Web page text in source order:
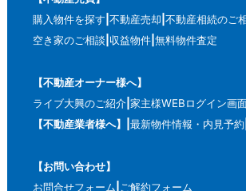
購入物件を探す 不動産売却 不動産相続のご
空き家のご相談 収益物件 無料物件査定
【不動産オーナー様へ】
ライブ大興のご紹介 家主様WEBログイン画
【不動産業者様へ】
最新物件情報・内見予約
【お問い合わせ】
お問合せフォーム ご解約フォーム